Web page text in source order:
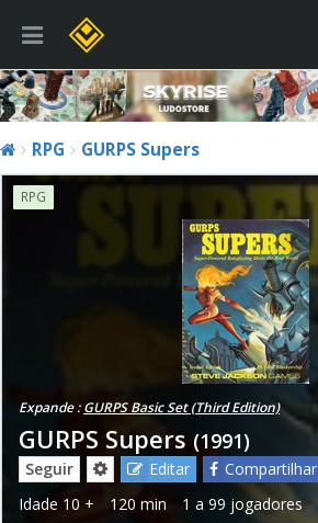
RPG GURPS Supers
RPG
Expande :GURPS Basic Set (Third Edition)
GURPS Supers (1991)
Seguir Editar
Compartilhar
Idade 10 + 120 min 1 a 99 jogadores